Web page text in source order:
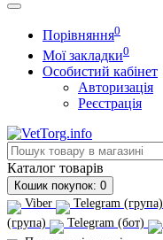
Порівняння0
Мої закладки0
Особистий кабінет
Авторизація
Реєстрація
Каталог товарів
Кошик покупок: 0
Viber
Telegram (група)
(група)
Telegram (бот)